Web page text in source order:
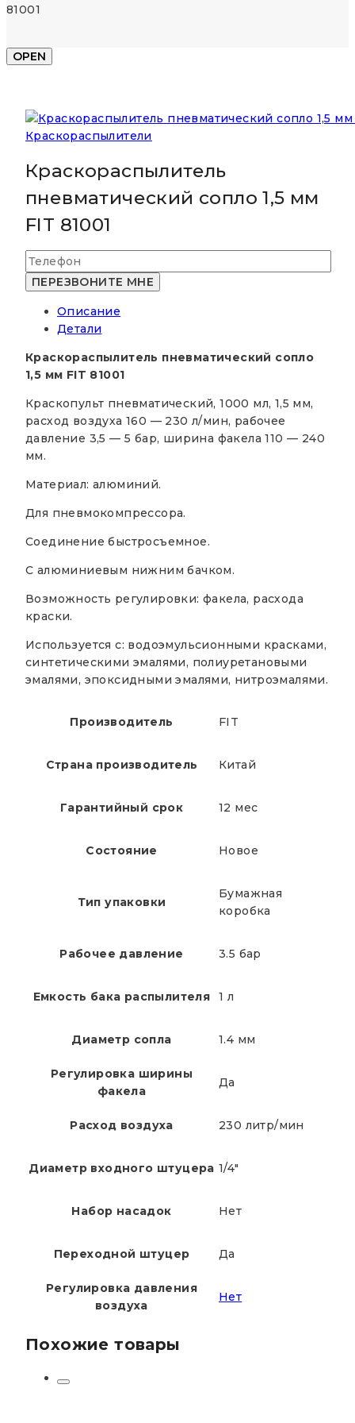
81001
OPEN
Краскораспылители
Краскораспылитель
пневматический сопло 1,5 мм
FIT 81001
Описание
Детали
Краскораспылитель пневматический сопло
1,5 мм FIT 81001
Краскопульт пневматический, 1000 мл, 1,5 мм,
расход воздуха 160 — 230 л/мин, рабочее
давление 3,5 — 5 бар, ширина факела 110 — 240
мм.
Материал: алюминий.
Для пневмокомпрессора.
Cоединение быстросъемное.
С алюминиевым нижним бачком.
Возможность регулировки: факела, расхода
краски.
Используется с: водоэмульсионными красками,
синтетическими эмалями, полиуретановыми
эмалями, эпоксидными эмалями, нитроэмалями.
Производитель FIT
Страна производитель Китай
Гарантийный срок 12 мес
Состояние Новое
Тип упаковки
Бумажная
коробка
Рабочее давление 3.5 бар
Емкость бака распылителя 1 л
Диаметр сопла 1.4 мм
Регулировка ширины
факела
Да
Расход воздуха 230 литр/мин
Диаметр входного штуцера 1/4"
Набор насадок Нет
Переходной штуцер Да
Регулировка давления
воздуха
Нет
Похожие товары